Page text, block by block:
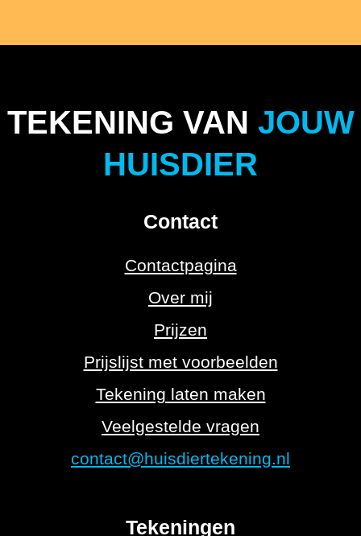
TEKENING VAN JOUW
HUISDIER
Contact
Contactpagina
Over mij
Prijzen
Prijslijst met voorbeelden
Tekening laten maken
Veelgestelde vragen
contact@huisdiertekening.nl
Tekeningen